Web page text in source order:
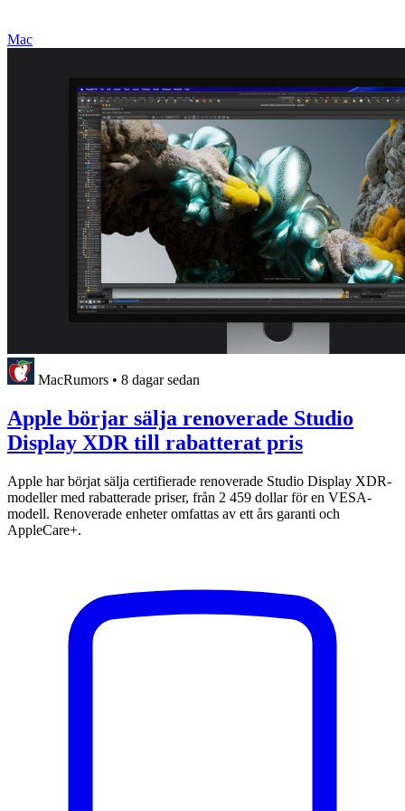
Mac
MacRumors • 8 dagar sedan
Apple börjar sälja renoverade Studio
Display XDR till rabatterat pris
Apple har börjat sälja certifierade renoverade Studio Display XDR-
modeller med rabatterade priser, från 2 459 dollar för en VESA-
modell. Renoverade enheter omfattas av ett års garanti och
AppleCare+.